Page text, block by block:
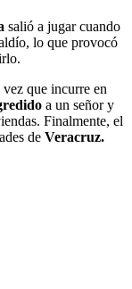
salió a jugar cuando
lo que provocó
que incurre en
a un señor y
Finalmente, el
de Veracruz.